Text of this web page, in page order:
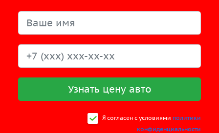
Узнать цену авто
Я согласен c условиями политики
конфиденциальности